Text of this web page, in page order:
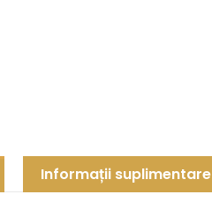
Informații suplimentare